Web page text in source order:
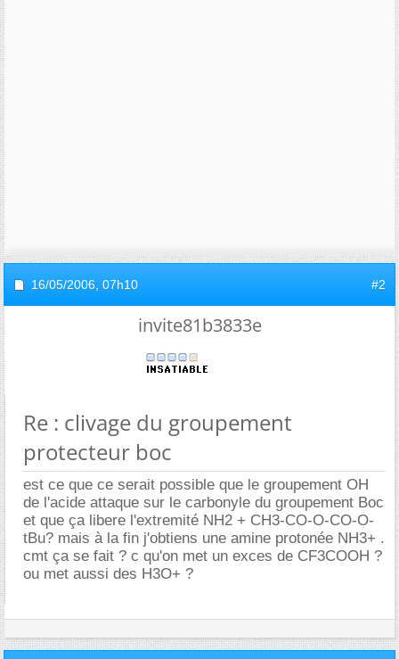
16/05/2006, 07h10 #2
invite81b3833e
Re : clivage du groupement
protecteur boc
est ce que ce serait possible que le groupement OH
de l'acide attaque sur le carbonyle du groupement Boc
et que ça libere l'extremité NH2 + CH3-CO-O-CO-O-
tBu? mais à la fin j'obtiens une amine protonée NH3+ .
cmt ça se fait ? c qu'on met un exces de CF3COOH ?
ou met aussi des H3O+ ?